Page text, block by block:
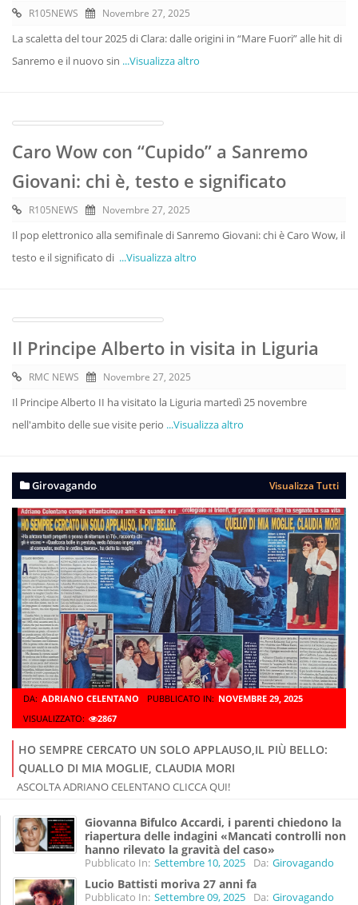
R105NEWS Novembre 27, 2025
La scaletta del tour 2025 di Clara: dalle origini in “Mare Fuori” alle hit di
Sanremo e il nuovo sin ...Visualizza altro
Caro Wow con “Cupido” a Sanremo
Giovani: chi è, testo e significato
R105NEWS Novembre 27, 2025
Il pop elettronico alla semifinale di Sanremo Giovani: chi è Caro Wow, il
testo e il significato di ...Visualizza altro
Il Principe Alberto in visita in Liguria
RMC NEWS Novembre 27, 2025
Il Principe Alberto II ha visitato la Liguria martedì 25 novembre
nell'ambito delle sue visite perio ...Visualizza altro
Girovagando Visualizza Tutti
DA: ADRIANO CELENTANO PUBBLICATO IN: NOVEMBRE 29, 2025
VISUALIZZATO:
2867
HO SEMPRE CERCATO UN SOLO APPLAUSO,IL PIÙ BELLO:
QUALLO DI MIA MOGLIE, CLAUDIA MORI
ASCOLTA ADRIANO CELENTANO CLICCA QUI!
Giovanna Bifulco Accardi, i parenti chiedono la
riapertura delle indagini «Mancati controlli non
hanno rilevato la gravità del caso»
Pubblicato In: Settembre 10, 2025 Da: Girovagando
Lucio Battisti moriva 27 anni fa
Pubblicato In: Settembre 09, 2025 Da: Girovagando